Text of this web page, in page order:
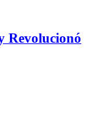
Revolucionó